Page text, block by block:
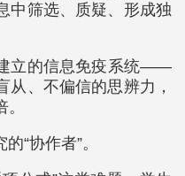
中筛选、质疑、形成独
立的信息免疫系统——
从、不偏信的思辨力，
“协作者”。